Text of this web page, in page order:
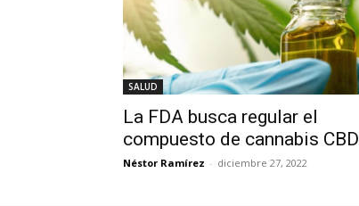
SALUD
La FDA busca regular el
compuesto de cannabis CBD
Néstor Ramírez - diciembre 27, 2022